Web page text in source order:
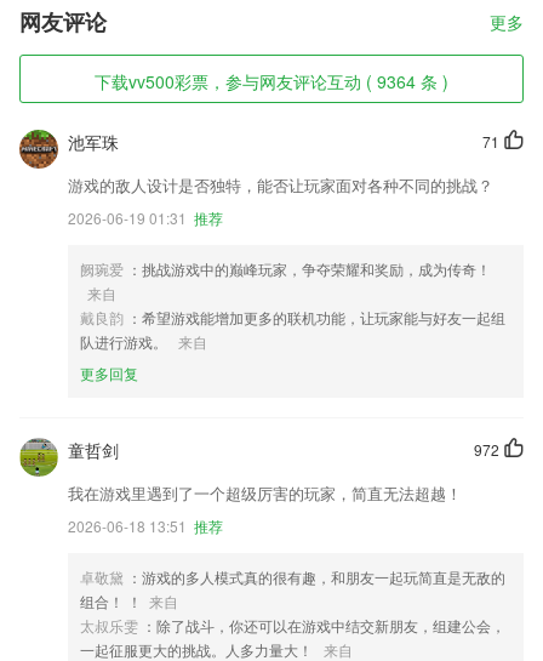
网友评论 更多
下载vv500彩票，参与网友评论互动 ( 9364 条 )
71
池军珠
游戏的敌人设计是否独特，能否让玩家面对各种不同的挑战？
2026-06-19 01:31 推荐
阙琬爱 ：挑战游戏中的巅峰玩家，争夺荣耀和奖励，成为传奇！
来自
戴良韵 ：希望游戏能增加更多的联机功能，让玩家能与好友一起组
队进行游戏。
来自
更多回复
972
童哲剑
我在游戏里遇到了一个超级厉害的玩家，简直无法超越！
2026-06-18 13:51 推荐
卓敬黛 ：游戏的多人模式真的很有趣，和朋友一起玩简直是无敌的
组合！ ！
来自
太叔乐雯 ：除了战斗，你还可以在游戏中结交新朋友，组建公会，
一起征服更大的挑战。人多力量大！
来自